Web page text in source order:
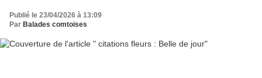
Publié le 23/04/2026 à 13:09
Par Balades comtoises